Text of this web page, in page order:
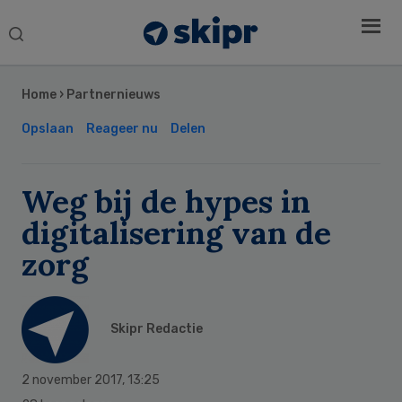
Search
Home › Partnernieuws
Opslaan Reageer nu Delen
Weg bij de hypes in
digitalisering van de
zorg
Skipr Redactie
2 november 2017, 13:25
Sidebar